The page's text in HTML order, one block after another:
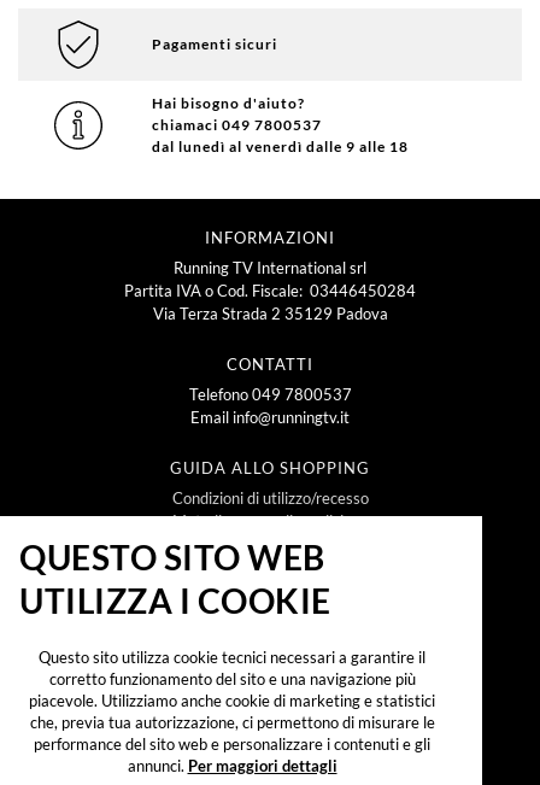
Pagamenti sicuri
Hai bisogno d'aiuto?
chiamaci 049 7800537
dal lunedì al venerdì dalle 9 alle 18
INFORMAZIONI
Running TV International srl
Partita IVA o Cod. Fiscale: 03446450284
Via Terza Strada 2 35129 Padova
CONTATTI
Telefono049 7800537
Email info@runningtv.it
GUIDA ALLO SHOPPING
Condizioni di utilizzo/recesso
Metodi e spese di spedizione
Policy Privacy
Policy Cookie
NEWSLETTER
Iscrivendomi alla newsletter dichiaro di aver preso
visione dell'
informativa sul trattamento dei dati
personali secondo il reg. UE 2016/679 ("GDPR")
accetto di ricevere promozioni, offerte e
QUESTO SITO WEB
UTILIZZA I COOKIE
Questo sito utilizza cookie tecnici necessari a garantire il
corretto funzionamento del sito e una navigazione più
piacevole. Utilizziamo anche cookie di marketing e statistici
che, previa tua autorizzazione, ci permettono di misurare le
performance del sito web e personalizzare i contenuti e gli
annunci. Per maggiori dettagli